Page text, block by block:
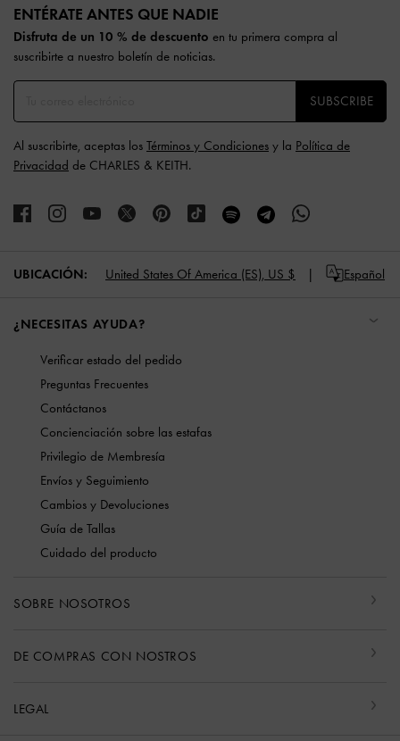
ENTÉRATE ANTES QUE NADIE​​
Disfruta de un 10 % de descuento en tu primera compra al
suscribirte a nuestro boletín de noticias.
SUBSCRIBE
Al suscribirte, aceptas los Términos y Condiciones y la Política de
Privacidad de CHARLES & KEITH.
UBICACIÓN: United States Of America (ES), US $ Español
¿NECESITAS AYUDA?
Verificar estado del pedido
Preguntas Frecuentes
Contáctanos
Concienciación sobre las estafas
Privilegio de Membresía
Envíos y Seguimiento
Cambios y Devoluciones
Guía de Tallas
Cuidado del producto
SOBRE NOSOTROS
DE COMPRAS CON NOSTROS
LEGAL